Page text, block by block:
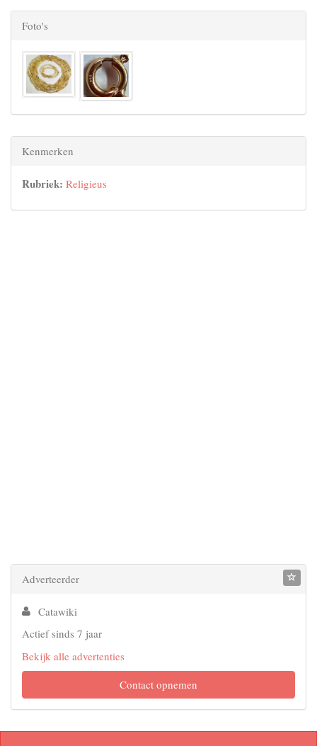
Foto's
Kenmerken
Rubriek: Religieus
Adverteerder
Catawiki
Actief sinds 7 jaar
Bekijk alle advertenties
Contact opnemen